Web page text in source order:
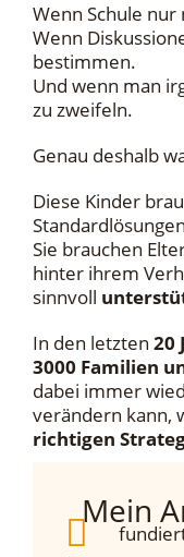
Wenn Schule
Wenn
bestimmen.
Und wenn man
zu zweifeln.
Genau deshalb
Diese Kinder
Sie brauchen
hinter ihrem
sinnvoll
In den letzten 20
3000 Familien
dabei immer
verändern kann,
richtigen
Mein